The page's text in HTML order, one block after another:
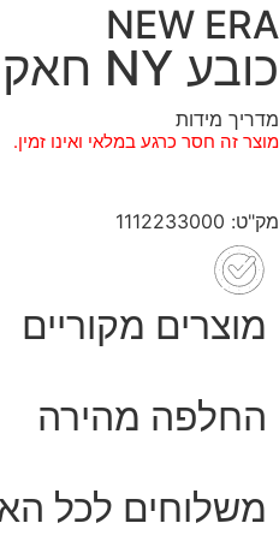
NEW ERA
כובע NY חאקי ממוחזר
מדריך מידות
מוצר זה חסר כרגע במלאי ואינו זמין.
מק"ט: 1112233000
מוצרים מקוריים
החלפה מהירה
משלוחים לכל